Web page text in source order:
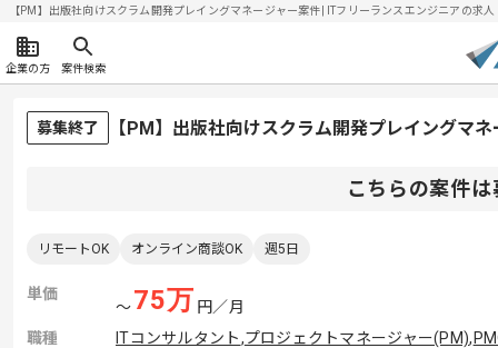
【PM】出版社向けスクラム開発プレイングマネージャー案件| ITフリーランスエンジニアの求
企業の方 案件検索
募集終了 【PM】出版社向けスクラム開発プレイングマ
こちらの案件
リモートOK オンライン商談OK 週5日
単価
〜75万 円／月
職種
ITコンサルタント,プロジェクトマネージャー(PM),